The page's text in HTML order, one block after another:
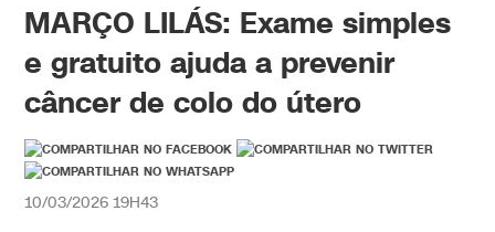
MARÇO LILÁS: Exame simples
e gratuito ajuda a prevenir
câncer de colo do útero
10/03/2026 19H43